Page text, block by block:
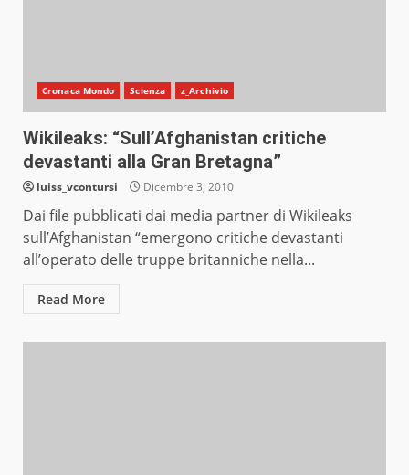
Cronaca Mondo Scienza z_Archivio
Wikileaks: “Sull’Afghanistan critiche
devastanti alla Gran Bretagna”
luiss_vcontursi Dicembre 3, 2010
Dai file pubblicati dai media partner di Wikileaks
sull’Afghanistan “emergono critiche devastanti
all’operato delle truppe britanniche nella...
Read More